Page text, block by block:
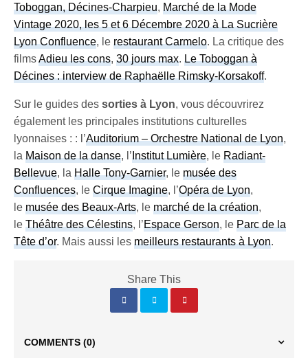
Toboggan, Décines-Charpieu,Marché de la Mode
Vintage 2020, les 5 et 6 Décembre 2020 à La Sucrière
Lyon Confluence, lerestaurant Carmelo. La critique des
filmsAdieu les cons,30 jours max.Le Toboggan à
Décines : interview de Raphaëlle Rimsky-Korsakoff.
Sur le guides des sorties à Lyon, vous découvrirez
également les principales institutions culturelles
lyonnaises : : l’Auditorium – Orchestre National de Lyon,
laMaison de la danse, l’Institut Lumière, leRadiant-
Bellevue, laHalle Tony-Garnier, lemusée des
Confluences, leCirque Imagine, l’Opéra de Lyon,
lemusée des Beaux-Arts, lemarché de la création,
leThéâtre des Célestins, l’Espace Gerson, leParc de la
Tête d’or. Mais aussi lesmeilleurs restaurants à Lyon.
Share This
COMMENTS (0)